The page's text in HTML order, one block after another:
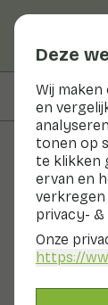
Deze
Wij
en
tonen op
te klikken
ervan en
verkregen
privacy-
Onze
https://
Op deze
Groenten
Venkel
Nu in
venkelplant.